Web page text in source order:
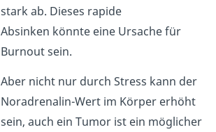
stark ab. Dieses rapide
Absinken könnte eine Ursache für
Burnout sein.
Aber nicht nur durch Stress kann der
Noradrenalin-Wert im Körper erhöht
sein, auch ein Tumor ist ein möglicher